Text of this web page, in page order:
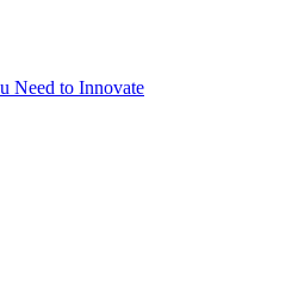
Need to Innovate